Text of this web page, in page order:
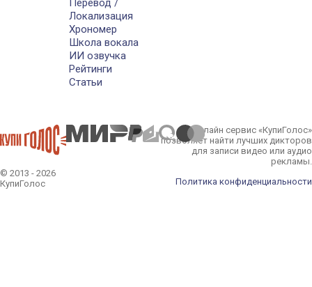
Перевод /
Локализация
Хрономер
Школа вокала
ИИ озвучка
Рейтинги
Статьи
© 2013 - 2026
КупиГолос
Онлайн сервис «КупиГолос»
позволяет найти лучших дикторов
для записи видео или аудио
рекламы.
Политика конфиденциальности